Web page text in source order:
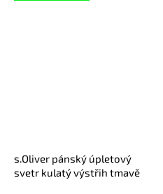
s.Oliver pánský úpletový
svetr kulatý výstřih tmavě